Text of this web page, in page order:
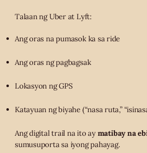
Talaan ng Uber at Lyft:
Ang oras na pumasok ka sa ride
Ang oras ng pagbagsak
Lokasyon ng GPS
Katayuan ng biyahe (“nasa ruta,”
Ang digital trail na ito ay matibay na
sumusuporta sa iyong pahayag.